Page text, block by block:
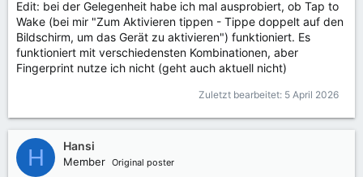
Edit: bei der Gelegenheit habe ich mal ausprobiert, ob Tap to
Wake (bei mir "Zum Aktivieren tippen - Tippe doppelt auf den
Bildschirm, um das Gerät zu aktivieren") funktioniert. Es
funktioniert mit verschiedensten Kombinationen, aber
Fingerprint nutze ich nicht (geht auch aktuell nicht)
Zuletzt bearbeitet: 5 April 2026
H Hansi
Member Original poster